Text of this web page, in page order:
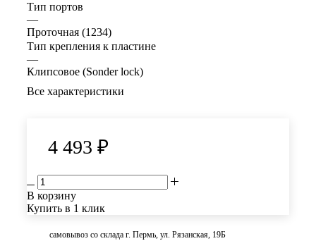
Тип портов
—
Проточная (1234)
Тип крепления к пластине
—
Клипсовое (Sonder lock)
Все характеристики
4 493 ₽
В корзину
Купить в 1 клик
самовывоз со склада г. Пермь, ул. Рязанская, 19Б